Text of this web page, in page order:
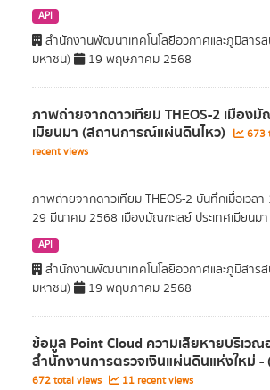
API
สำนักงานพัฒนาเทคโนโลยีอวกาศและภูมิสาร
มหาชน)
19 พฤษภาคม 2568
ภาพถ่ายจากดาวเทียม THEOS-2 เมืองมั
เมียนมา (สถานการณ์แผ่นดินไหว) 673
recent views
ภาพถ่ายจากดาวเทียม THEOS-2 บันทึกเมื่อเวล
29 มีนาคม 2568 เมืองมัณฑะเลย์ ประเทศเมียนมา
API
สำนักงานพัฒนาเทคโนโลยีอวกาศและภูมิสาร
มหาชน)
19 พฤษภาคม 2568
ข้อมูล Point Cloud ความเสียหายบริเว
สำนักงานการตรวจเงินแผ่นดินแห่งใหม่ -
672 total views 11 recent views